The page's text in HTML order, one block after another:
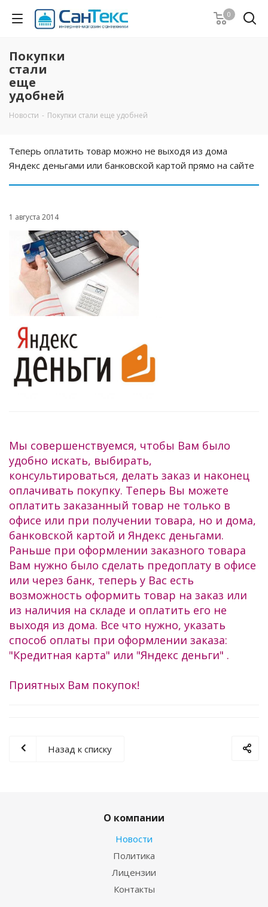
0
Покупки
стали
еще
удобней
Новости - Покупки стали еще удобней
Теперь оплатить товар можно не выходя из дома
Яндекс деньгами или банковской картой прямо на сайте
1 августа 2014
Мы совершенствуемся, чтобы Вам было
удобно искать, выбирать,
консультироваться, делать заказ и наконец
оплачивать покупку. Теперь Вы можете
оплатить заказанный товар не только в
офисе или при получении товара, но и дома,
банковской картой и Яндекс деньгами.
Раньше при оформлении заказного товара
Вам нужно было сделать предоплату в офисе
или через банк, теперь у Вас есть
возможность оформить товар на заказ или
из наличия на складе и оплатить его не
выходя из дома. Все что нужно, указать
способ оплаты при оформлении заказа:
"Кредитная карта" или "Яндекс деньги" .
Приятных Вам покупок!
Назад к списку
О компании
Новости
Политика
Лицензии
Контакты